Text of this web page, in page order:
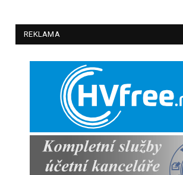
REKLAMA